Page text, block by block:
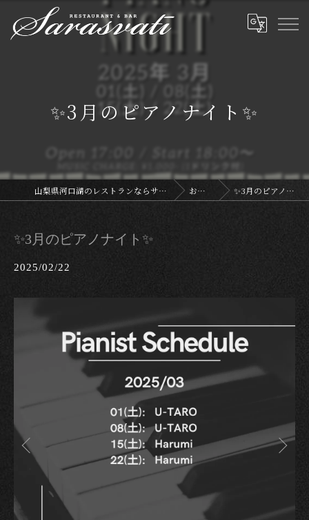
✨3月のピアノナイト✨
山梨県河口湖のレストランならサラスヴァティー お知らせ ✨3月のピアノナイト✨
✨3月のピアノナイト✨
2025/02/22